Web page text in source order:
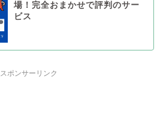
場！完全おまかせで評判のサー
ビス
スポンサーリンク